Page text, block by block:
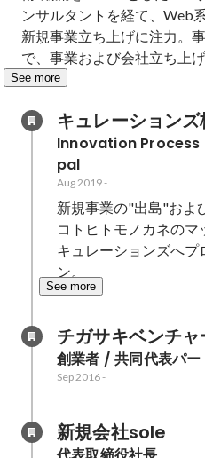
ンサルタントを経て、Web
新規事業立ち上げに注力。
で、事業および会社立ち上
See more
キュレーション
Innovation Process
pal
Aug 2019-
新規事業の"出島"およ
コトヒトモノカネのマ
キュレーションズへプ
ン。
See more
チガサキベンチ
創業者 / 共同代表パー
Sep 2016-
新規会社sole